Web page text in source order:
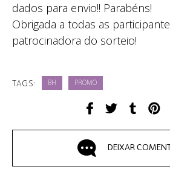
dados para envio!! Parabéns!
Obrigada a todas as
patrocinadora do sorteio!
TAGS: BH PROMO
DEIXAR